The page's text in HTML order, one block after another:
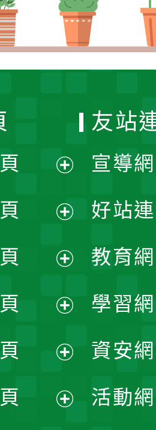
開
選
單
開
選
單
開
選
單
開
選
開
友站
宣導
好站
教育
學習
資安
活動